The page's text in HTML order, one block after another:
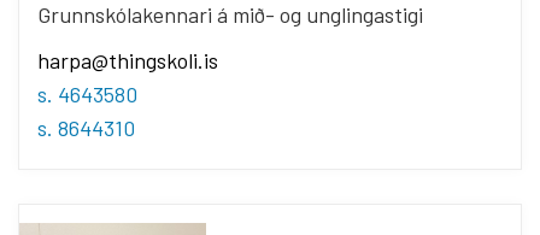
Grunnskólakennari á mið- og unglingastigi
harpa@thingskoli.is
s. 4643580
s. 8644310